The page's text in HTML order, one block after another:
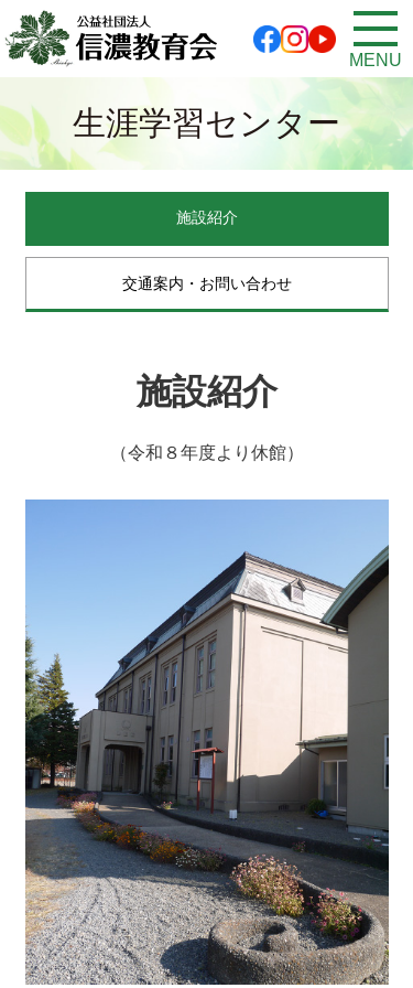
MENU
生涯学習センター
施設紹介
交通案内・ お問い合わせ
施設紹介
（令和８年度より休館）